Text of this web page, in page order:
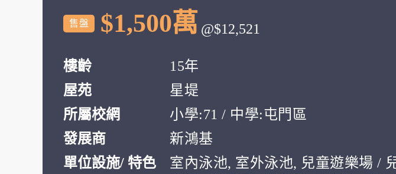
售盤 $1,500萬 @$12,521
樓齡
15年
屋苑
星堤
所屬校網
小學:71 / 中學:屯門區
發展商
新鴻基
單位設施/ 特色
室內泳池, 室外泳池, 兒童遊樂場 /